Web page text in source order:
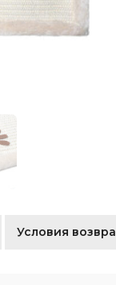
Условия